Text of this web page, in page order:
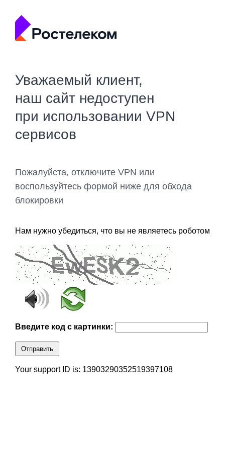
Уважаемый клиент,
наш сайт недоступен
при использовании VPN
сервисов
Пожалуйста, отключите VPN или
воспользуйтесь формой ниже для обхода
блокировки
Нам нужно убедиться, что вы не являетесь роботом
Введите код с картинки:
Отправить
Your support ID is: 13903290352519397108